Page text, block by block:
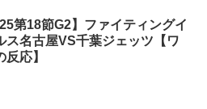
25第18節G2】ファイティングイ
ス名古屋VS千葉ジェッツ【ワ
反応】